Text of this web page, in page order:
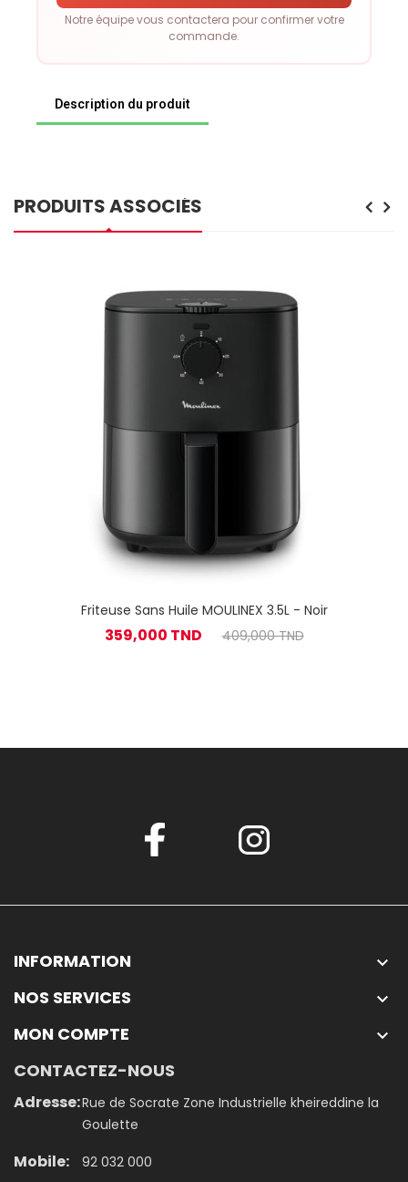
Notre équipe vous contactera pour confirmer votre
commande.
Description du produit
PRODUITS ASSOCIÉS
Friteuse Sans Huile MOULINEX 3.5L - Noir
359,000 TND 409,000 TND
INFORMATION 
NOS SERVICES 
MON COMPTE 
CONTACTEZ-NOUS
Adresse:Rue de Socrate Zone Industrielle kheireddine la
Goulette
Mobile: 92 032 000